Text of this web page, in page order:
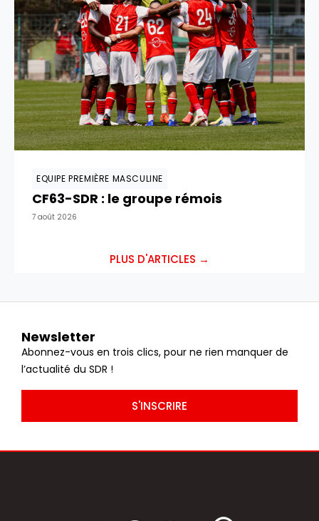
EQUIPE PREMIÈRE MASCULINE
CF63-SDR : le groupe rémois
7 août 2026
PLUS D'ARTICLES →
Newsletter
Abonnez-vous en trois clics, pour ne rien manquer de
l’actualité du SDR !
S'INSCRIRE